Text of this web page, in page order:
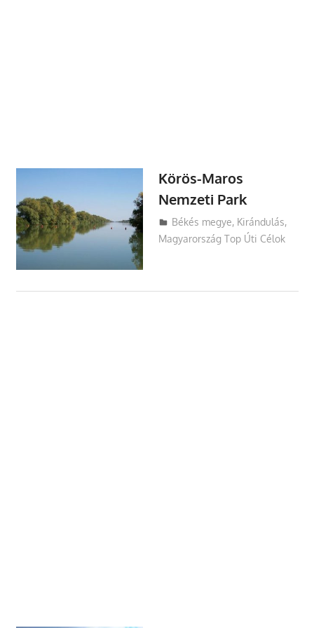
Körös-Maros
Nemzeti Park
Utazasok.org
Békés megye, Kirándulás,
Magyarország Top Úti Célok